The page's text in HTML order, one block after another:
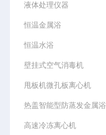
液体处理仪器
恒温金属浴
恒温水浴
壁挂式空气消毒机
甩板机微孔板离心机
热盖智能型防蒸发金属浴
高速冷冻离心机